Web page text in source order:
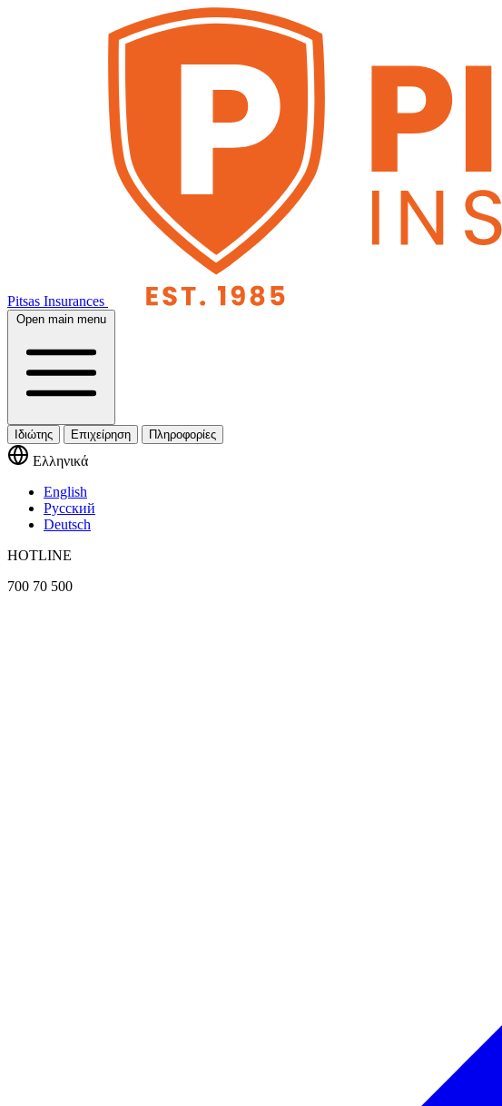
Pitsas Insurances
Open main menu
Ιδιώτης Επιχείρηση Πληροφορίες
Ελληνικά
English
Русский
Deutsch
HOTLINE
700 70 500